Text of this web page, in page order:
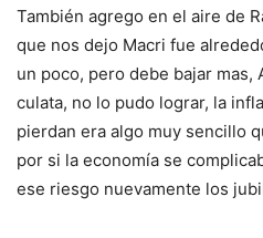
También agrego en el aire de
que nos dejo Macri fue
un poco, pero debe bajar
culata, no lo pudo lograr, la
pierdan era algo muy sencillo
por si la economía se
ese riesgo nuevamente los